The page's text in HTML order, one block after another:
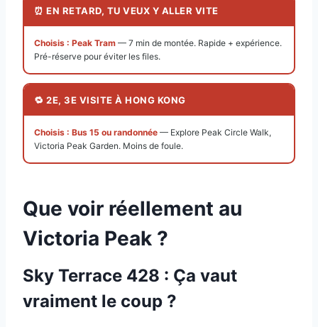
⏰ EN RETARD, TU VEUX Y ALLER VITE
Choisis : Peak Tram — 7 min de montée. Rapide + expérience.
Pré-réserve pour éviter les files.
🔁 2E, 3E VISITE À HONG KONG
Choisis : Bus 15 ou randonnée — Explore Peak Circle Walk,
Victoria Peak Garden. Moins de foule.
Que voir réellement au
Victoria Peak ?
Sky Terrace 428 : Ça vaut
vraiment le coup ?